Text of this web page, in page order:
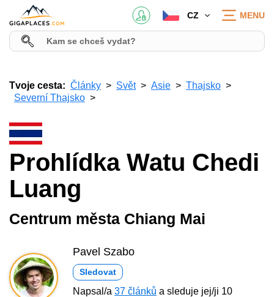
CZ MENU
Tvoje cesta: Články Svět Asie
Thajsko
Severní Thajsko
Prohlídka Watu Chedi
Luang
Centrum města Chiang Mai
Pavel Szabo
Sledovat
Napsal/a 37 článků a sleduje jej/ji 10